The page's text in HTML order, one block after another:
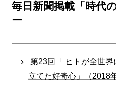
毎日新聞掲載「時代
ー
第23回「 ヒトが全世
立てた好奇心」（2018